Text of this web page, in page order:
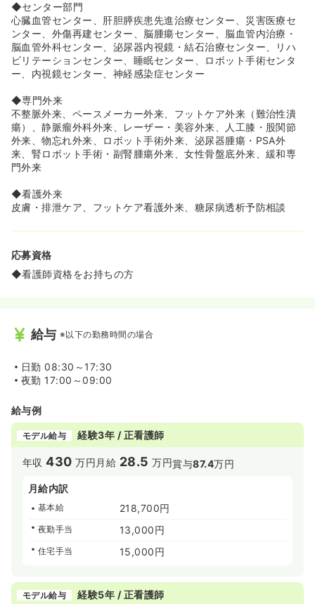
◆センター部門
心臓血管センター、肝胆膵疾患先進治療センター、災害医療セ
ンター、外傷再建センター、脳腫瘍センター、脳血管内治療・
脳血管外科センター、泌尿器内視鏡・結石治療センター、リハ
ビリテーションセンター、睡眠センター、ロボット手術センタ
ー、内視鏡センター、神経感染症センター
◆専門外来
不整脈外来、ペースメーカー外来、フットケア外来（難治性潰
瘍）、静脈瘤外科外来、レーザー・美容外来、人工膝・股関節
外来、物忘れ外来、ロボット手術外来、泌尿器腫瘍・PSA外
来、腎ロボット手術・副腎腫瘍外来、女性骨盤底外来、緩和専
門外来
◆看護外来
皮膚・排泄ケア、フットケア看護外来、糖尿病透析予防相談
応募資格
◆看護師資格をお持ちの方
給与 ※以下の勤務時間の場合
日勤 08:30～17:30
夜勤 17:00～09:00
給与例
モデル給与 経験3年 / 正看護師
年収430 万円 月給 28.5 万円賞与87.4万円
月給内訳
基本給 218,700円
夜勤手当 13,000円
住宅手当 15,000円
モデル給与 経験5年 / 正看護師